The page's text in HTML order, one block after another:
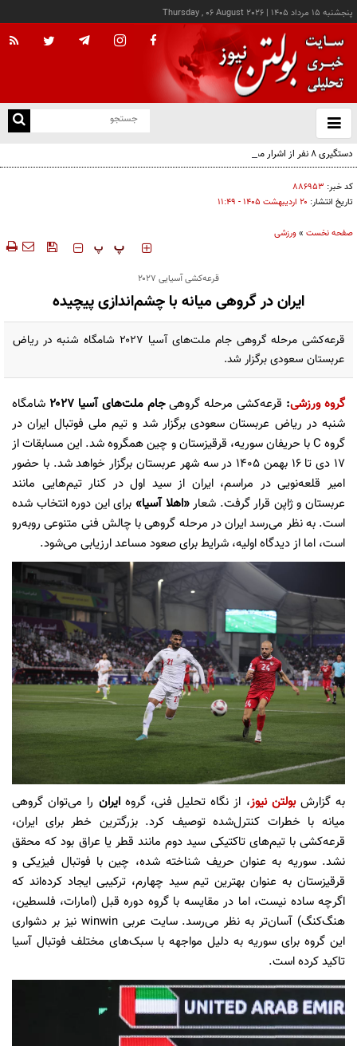
پنجشنبه ۱۵ مرداد ۱۴۰۵ |
Thursday , 06 August 2026
باز
و
دستگیری ۸ نفر از اشرار مسلح شاخص و مرتبطین گروهک‌های تروریستی
کد خبر: ۸۸۶۹۵۳
تاریخ انتشار: ۲۰ ارديبهشت ۱۴۰۵ - ۱۱:۴۹
صفحه نخست »ورزشی
‍‍‍ پ پ
قرعه‌کشی آسیایی ۲۰۲۷
ایران در گروهی میانه با چشم‌اندازی پیچیده
قرعه‌کشی مرحله گروهی جام ملت‌های آسیا ۲۰۲۷ شامگاه شنبه در ریاض
عربستان سعودی برگزار شد.
گروه ورزشی: قرعه‌کشی مرحله گروهیجام ملت‌های آسیا ۲۰۲۷
شامگاه
شنبه در ریاض عربستان سعودی برگزار شد و تیم ملی فوتبال ایران در
گروه C با حریفان سوریه، قرقیزستان و چین همگروه شد. این مسابقات از
۱۷ دی تا ۱۶ بهمن ۱۴۰۵ در سه شهر عربستان برگزار خواهد شد. با حضور
امیر قلعه‌نویی در مراسم، ایران از سید اول در کنار تیم‌هایی مانند
عربستان و ژاپن قرار گرفت. شعار«اهلا آسیا» برای این دوره انتخاب شده
است. به نظر می‌رسد ایران در مرحله گروهی با چالش فنی متنوعی رو‌به‌رو
است، اما از دیدگاه اولیه، شرایط برای صعود مساعد ارزیابی می‌شود.
به گزارشبولتن نیوز، از نگاه تحلیل فنی، گروهایران را می‌توان گروهی
میانه با خطرات کنترل‌شده توصیف کرد. بزرگترین خطر برای ایران،
قرعه‌کشی با تیم‌های تاکتیکی سید دوم مانند قطر یا عراق بود که محقق
نشد. سوریه به عنوان حریف شناخته شده، چین با فوتبال فیزیکی و
قرقیزستان به عنوان بهترین تیم سید چهارم، ترکیبی ایجاد کرده‌اند که
اگرچه ساده نیست، اما در مقایسه با گروه دوره قبل (امارات، فلسطین،
هنگ‌کنگ) آسان‌تر به نظر می‌رسد. سایت عربی winwin نیز بر دشواری
این گروه برای سوریه به دلیل مواجهه با سبک‌های مختلف فوتبال آسیا
تاکید کرده است.